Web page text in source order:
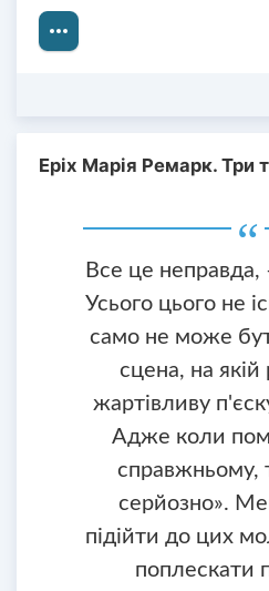
Еріх Марія Ремарк. Три
Все це неправда,
Усього цього не
само не може
сцена, на якій
жартівливу
Адже коли
справжньому,
серйозно».
підійти до цих
поплескати